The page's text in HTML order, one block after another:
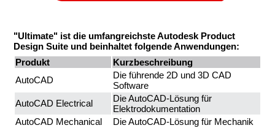
"Ultimate" ist die umfangreichste Autodesk Product
Design Suite und beinhaltet folgende Anwendungen:
Produkt
Kurzbeschreibung
AutoCAD
Die führende 2D und 3D CAD
Software
AutoCAD Electrical
Die AutoCAD-Lösung für
Elektrodokumentation
AutoCAD Mechanical
Die AutoCAD-Lösung für Mechanik